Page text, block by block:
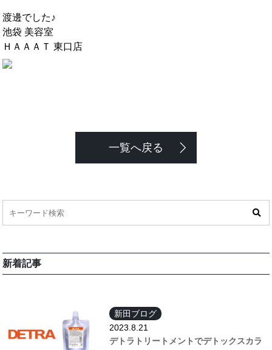
渡邊でした♪
池袋 美容室
ＨＡＡＡＴ 東口店
一覧へ戻る
新着記事
新田ブログ
2023.8.21
デトラトリートメントでデトックスカラ